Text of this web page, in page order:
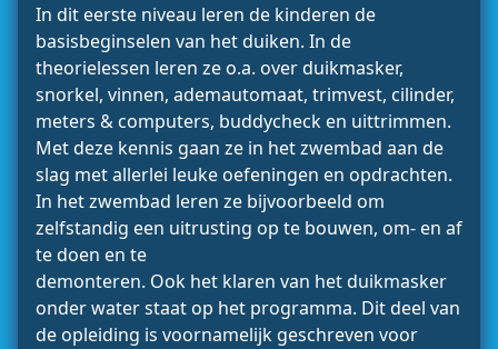
In dit eerste niveau leren de kinderen de
basisbeginselen van het duiken. In de
theorielessen leren ze o.a. over duikmasker,
snorkel, vinnen, ademautomaat, trimvest, cilinder,
meters & computers, buddycheck en uittrimmen.
Met deze kennis gaan ze in het zwembad aan de
slag met allerlei leuke oefeningen en opdrachten.
In het zwembad leren ze bijvoorbeeld om
zelfstandig een uitrusting op te bouwen, om- en af
te doen en te
demonteren. Ook het klaren van het duikmasker
onder water staat op het programma. Dit deel van
de opleiding is voornamelijk geschreven voor